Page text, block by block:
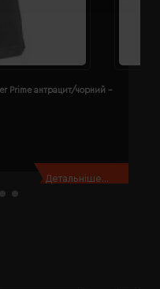
Prime антрацит/чорний -
Детальніше...